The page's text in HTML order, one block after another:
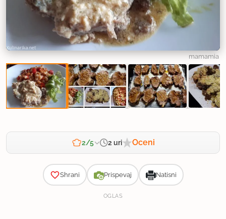
mamamia
2/5 2 uri Oceni
Shrani Prispevaj Natisni
OGLAS